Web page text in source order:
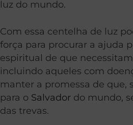
luz do mundo.
Com essa centelha de luz
força para procurar a ajuda
espiritual de que
incluindo aqueles com
manter a promessa de que,
para o Salvador do mundo,
das trevas.